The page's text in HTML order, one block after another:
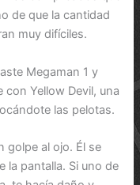
de que la cantidad
muy difíciles.
Megaman 1 y
con Yellow Devil, una
las pelotas.
golpe al ojo. Él se
la pantalla. Si uno de